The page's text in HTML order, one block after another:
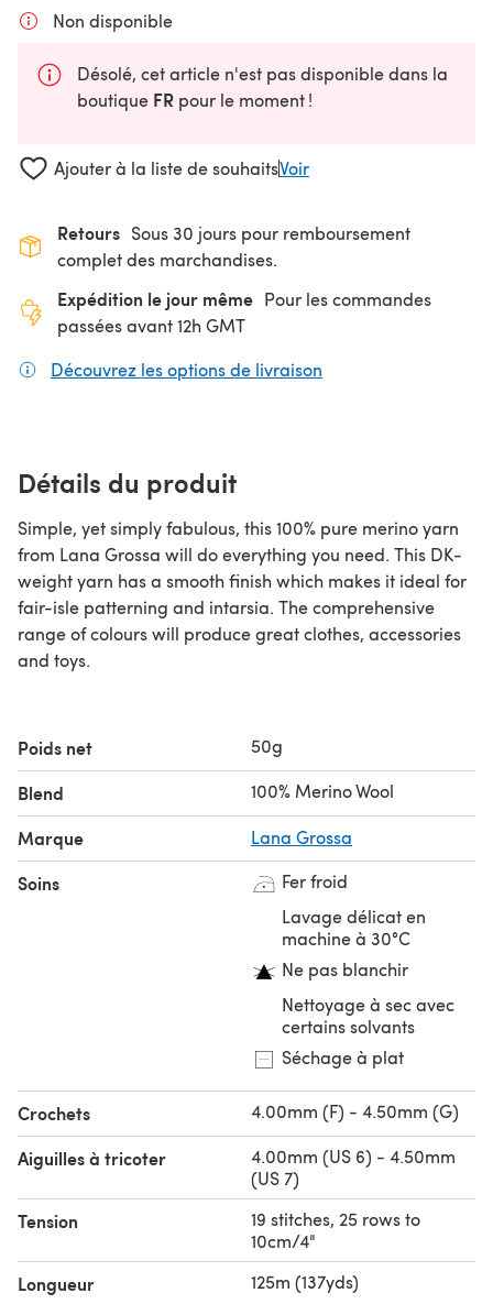
Non disponible
Désolé, cet article n'est pas disponible dans la
boutique FR pour le moment !
Ajouter à la liste de souhaitsVoir
Retours Sous 30 jours pour remboursement
complet des marchandises.
Expédition le jour même Pour les commandes
passées avant 12h GMT
Découvrez les options de livraison
Détails du produit
Simple, yet simply fabulous, this 100% pure merino yarn
from Lana Grossa will do everything you need. This DK-
weight yarn has a smooth finish which makes it ideal for
fair-isle patterning and intarsia. The comprehensive
range of colours will produce great clothes, accessories
and toys.
Poids net 50g
Blend 100% Merino Wool
Marque Lana Grossa
Soins
Fer froid
Lavage délicat en
machine à 30°C
Ne pas blanchir
Nettoyage à sec avec
certains solvants
Séchage à plat
Crochets 4.00mm (F) - 4.50mm (G)
Aiguilles à tricoter
4.00mm (US 6) - 4.50mm
(US 7)
Tension
19 stitches, 25 rows to
10cm/4"
Longueur 125m (137yds)